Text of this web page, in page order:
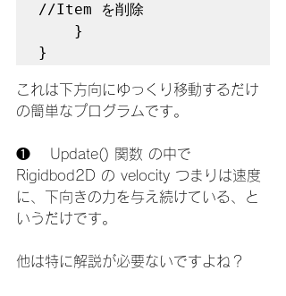
//Item を削除
}
これは下方向にゆっくり移動するだけ
の簡単なプログラムです。
❶ 　Update() 関数 の中で
Rigidbod2D の velocity つまりは速度
に、下向きの力を与え続けている、と
いうだけです。
他は特に解説が必要ないですよね？